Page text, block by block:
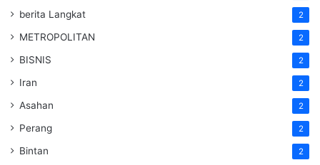
berita Langkat 2
METROPOLITAN 2
BISNIS 2
Iran 2
Asahan 2
Perang 2
Bintan 2